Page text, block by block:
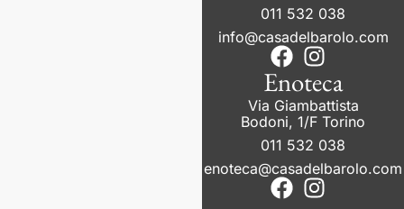
011 532 038
info@casadelbarolo.com
Enoteca
Via Giambattista
Bodoni, 1/F Torino
011 532 038
enoteca@casadelbarolo.com